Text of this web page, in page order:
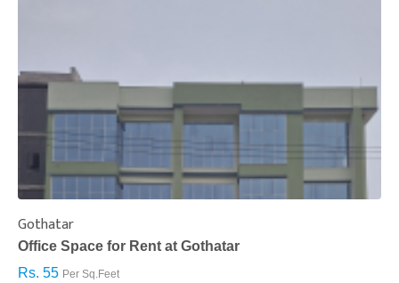
Gothatar
Office Space for Rent at Gothatar
Rs. 55 Per Sq.Feet